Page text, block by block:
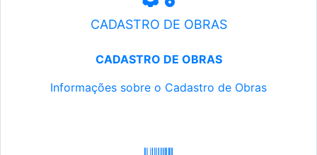
CADASTRO DE OBRAS
CADASTRO DE OBRAS
Informações sobre o Cadastro de Obras